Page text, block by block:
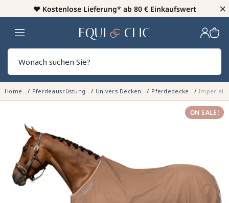
♥️ Kostenlose Lieferung* ab 80 € Einkaufswert ×
Heim
Home Pferdeausrüstung Univers Decken Pferdedecke Imperial
ON SALE!